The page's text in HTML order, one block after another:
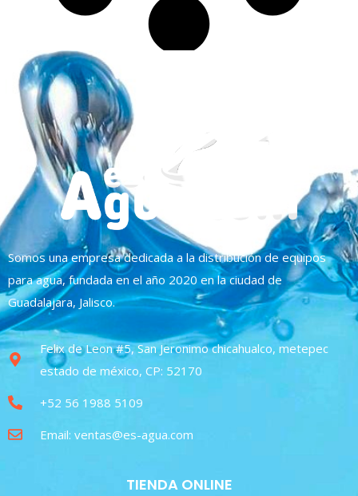
Somos una empresa dedicada a la distribución de equipos
para agua, fundada en el año 2020 en la ciudad de
Guadalajara, Jalisco.
Felix de Leon #5, San Jeronimo chicahualco, metepec
estado de méxico, CP: 52170
+52 56 1988 5109
Email: ventas@es-agua.com
TIENDA ONLINE